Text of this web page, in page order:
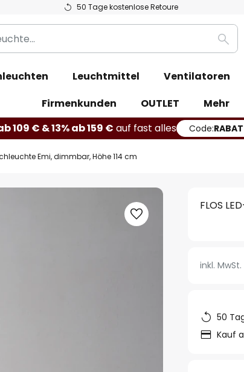
50 Tage kostenlose Retoure
Suche
Leuchtmittel Ventilatoren
Firmenkunden
OUTLET
Mehr
109 € & 13% ab 159 € auf fast alles Code:
Emi, dimmbar, Höhe 114 cm
FLOS
inkl. MwSt.
50
Kauf